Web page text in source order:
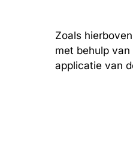
Zoals
met behulp
applicatie van